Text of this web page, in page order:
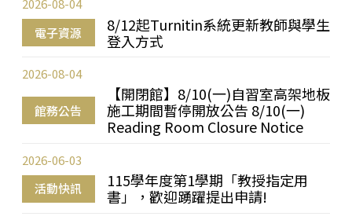
電子資源
8/12起Turnitin系統更新教師與學生
登入方式
2026-08-04
館務公告
【開閉館】8/10(一)自習室高架地板
施工期間暫停開放公告 8/10(一)
Reading Room Closure Notice
2026-08-04
活動快訊
115學年度第1學期「教授指定用
書」，歡迎踴躍提出申請!
2026-06-03